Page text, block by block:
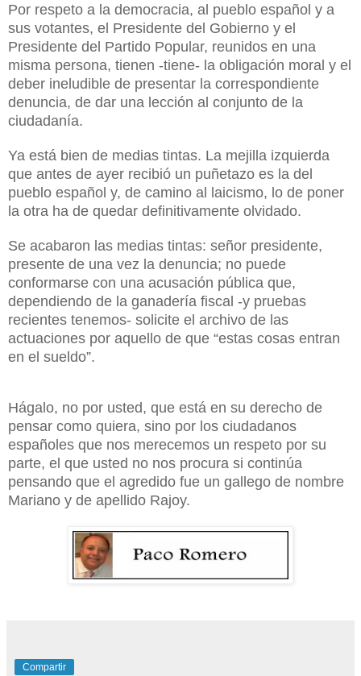
Por respeto a la democracia, al pueblo español y a
sus votantes, el Presidente del Gobierno y el
Presidente del Partido Popular, reunidos en una
misma persona, tienen -tiene- la obligación moral y el
deber ineludible de presentar la correspondiente
denuncia, de dar una lección al conjunto de la
ciudadanía.
Ya está bien de medias tintas. La mejilla izquierda
que antes de ayer recibió un puñetazo es la del
pueblo español y, de camino al laicismo, lo de poner
la otra ha de quedar definitivamente olvidado.
Se acabaron las medias tintas: señor presidente,
presente de una vez la denuncia; no puede
conformarse con una acusación pública que,
dependiendo de la ganadería fiscal -y pruebas
recientes tenemos- solicite el archivo de las
actuaciones por aquello de que “estas cosas entran
en el sueldo”.
Hágalo, no por usted, que está en su derecho de
pensar como quiera, sino por los ciudadanos
españoles que nos merecemos un respeto por su
parte, el que usted no nos procura si continúa
pensando que el agredido fue un gallego de nombre
Mariano y de apellido Rajoy.
Compartir